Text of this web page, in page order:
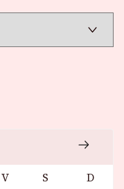
V S D